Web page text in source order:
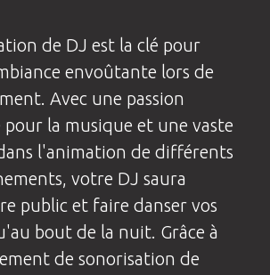
de DJ est la clé pour
envoûtante lors de
Avec une passion
pour la musique et une vaste
l'animation de différents
votre DJ saura
public et faire danser vos
bout de la nuit. Grâce à
de sonorisation de